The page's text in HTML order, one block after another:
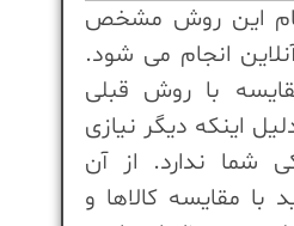
نام این روش مشخص
انجام می شود.
با روش قبلی
اینکه دیگر نیازی
شما ندارد. از آن
با مقایسه کالاها و